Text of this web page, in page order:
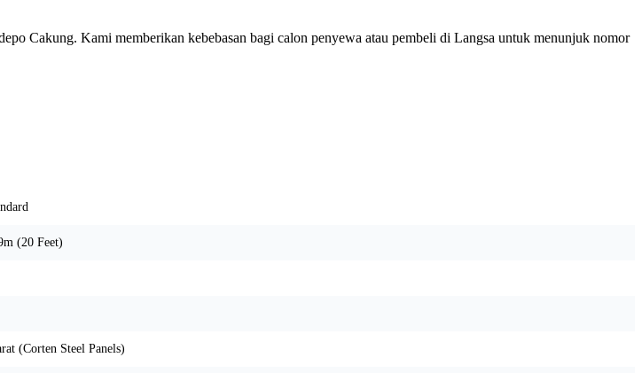
Cakung. Kami memberikan kebebasan bagi calon penyewa atau pembeli di Langsa untuk menunjuk nomor
(20 Feet)
(Corten Steel Panels)